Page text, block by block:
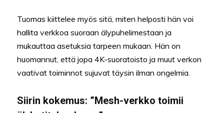
Tuomas kiittelee myös sitä, miten helposti hän voi
hallita verkkoa suoraan älypuhelimestaan ja
mukauttaa asetuksia tarpeen mukaan. Hän on
huomannut, että jopa 4K-suoratoisto ja muut verkon
vaativat toiminnot sujuvat täysin ilman ongelmia.
Siirin kokemus: ”Mesh-verkko toimii